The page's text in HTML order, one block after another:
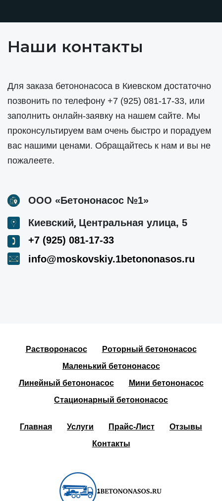
Наши контакты
Для заказа бетононасоса в Киевском достаточно
позвонить по телефону +7 (925) 081-17-33, или
заполнить онлайн-заявку на нашем сайте. Мы
проконсультируем вам очень быстро и порадуем
вас нашими ценами. Обращайтесь к нам и вы не
пожалеете.
ООО «Бетононасос №1»
Киевский, Центральная улица, 5
+7 (925) 081-17-33
info@moskovskiy.1betononasos.ru
Растворонасос
Роторный бетононасос
Маленький бетононасос
Линейный бетононасос
Мини бетононасос
Стационарный бетононасос
Главная Услуги Прайс-Лист
Отзывы
Контакты